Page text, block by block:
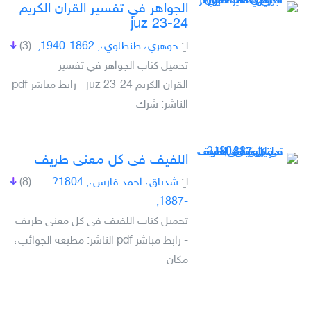
الجواهر في تفسير القران الكريم
juz 23-24
(3) لـِ: جوهري، طنطاوي،, 1862-1940,
تحميل كتاب الجواهر في تفسير
القران الكريم juz 23-24 - رابط مباشر pdf
الناشر: شرك
اللفيف فى كل معنى طريف
(8) لـِ:
شدياق، احمد فارس،, 1804?
-1887,
تحميل كتاب اللفيف فى كل معنى طريف
- رابط مباشر pdf الناشر: مطبعة الجوائب،
مكان